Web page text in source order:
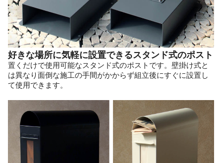
好きな場所に気軽に設置できるスタンド式のポスト
置くだけで使用可能なスタンド式のポストです。壁掛け式と
は異なり面倒な施工の手間がかからず組立後にすぐに設置し
て使用できます。